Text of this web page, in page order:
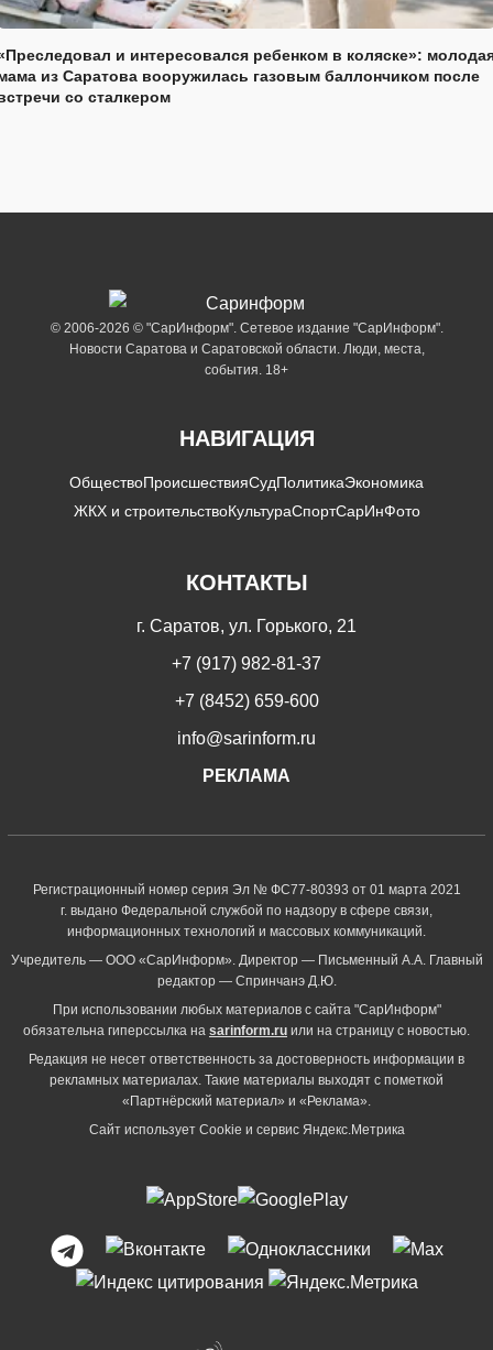
и интересовался ребенком в коляске»:
из Саратова вооружилась газовым баллончиком после
со сталкером
© 2006-2026 © "СарИнформ". Сетевое издание "СарИнформ".
Новости Саратова и Саратовской области. Люди, места,
события. 18+
НАВИГАЦИЯ
ОбществоПроисшествияСудПолитикаЭкономика
ЖКХ и строительствоКультураСпортСарИнФото
КОНТАКТЫ
г. Саратов, ул. Горького, 21
+7 (917) 982-81-37
+7 (8452) 659-600
info@sarinform.ru
РЕКЛАМА
Регистрационный номер серия Эл № ФС77-80393 от 01 марта 2021
г. выдано Федеральной службой по надзору в сфере связи,
информационных технологий и массовых коммуникаций.
Учредитель — ООО «СарИнформ». Директор — Письменный А.А. Главный
редактор — Спринчанэ Д.Ю.
При использовании любых материалов с сайта "СарИнформ"
обязательна гиперссылка на sarinform.ru или на страницу с новостью.
Редакция не несет ответственность за достоверность информации в
рекламных материалах. Такие материалы выходят с пометкой
«Партнёрский материал» и «Реклама».
Сайт использует Cookie и сервиc Яндекс.Метрика